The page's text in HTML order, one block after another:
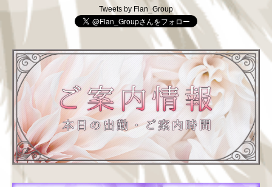
Tweets by Flan_Group